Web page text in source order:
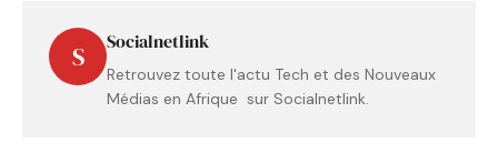
S Socialnetlink
Retrouvez toute l'actu Tech et des Nouveaux
Médias en Afrique sur Socialnetlink.